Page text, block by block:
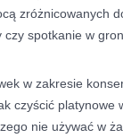
zróżnicowanych
spotkanie w
w zakresie
czyścić platynowe
nie używać w